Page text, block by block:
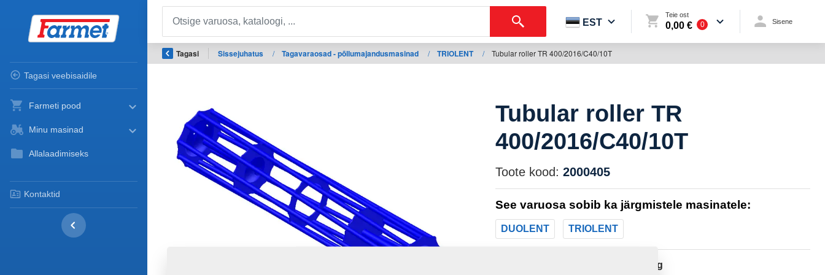
Tagasi veebisaidile
Farmeti pood
Minu masinad
Allalaadimiseks
Kontaktid
EST
Teie ost
0,00 € 0 Sisene
Tagasi Sissejuhatus / Tagavaraosad - põllumajandusmasinad / TRIOLENT / Tubular roller TR 400/2016/C40/10T
Tubular roller TR
400/2016/C40/10T
Toote kood: 2000405
See varuosa sobib ka järgmistele masinatele:
DUOLENT TRIOLENT
108,8570 Kg